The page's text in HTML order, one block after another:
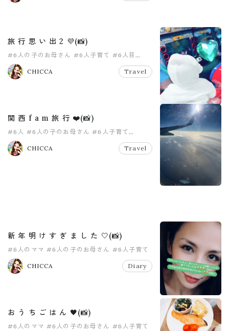
旅 行 思 い 出 2 💜(📸)
#6人の子のお母さん #6人子育て #6人目
#PR
CHICCA
Travel
関 西 f a m 旅 行 ❤️(📸)
#6人 #6人の子のお母さん #6人子育て
#おかあさん
CHICCA
Travel
新 年 明 け す ぎ ま し た 🤍(📸)
#6人のママ #6人の子のお母さん #6人子育て
#6人目
CHICCA
Diary
お う ち ご は ん 🖤(📸)
#6人のママ #6人の子のお母さん #6人子育て